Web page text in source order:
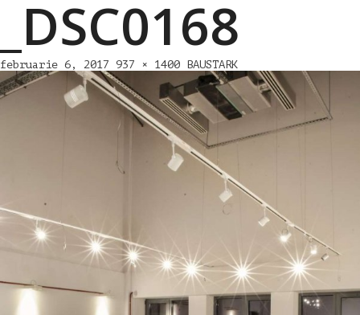
_DSC0168
februarie 6, 2017 937 × 1400 BAUSTARK